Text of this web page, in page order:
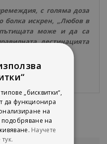
с голяма доза
болка искрен, „Любов в
може и да са
дестинацията
„бисквитки“,
да функционира
на
на
Научете